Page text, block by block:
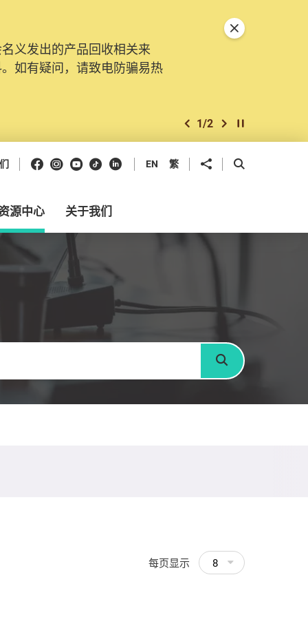
义发出的产品回收相关来
如有疑问，请致电防骗易热
。由2025年11月10日起，
诉、查询及建议。所有提交
上一个
2/2 下一个开始/暂停幻灯
关闭特別通告
Facebook
Instagram
Youtube
抖音领英 EN 繁 分享到 开启搜寻框
源中心 关于我们
搜寻
每页显示 8